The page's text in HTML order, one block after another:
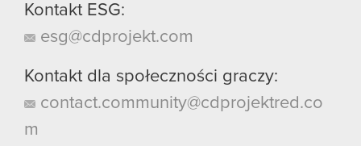
Kontakt ESG:
esg@cdprojekt.com
Kontakt dla społeczności graczy:
contact.community@cdprojektred.co
m